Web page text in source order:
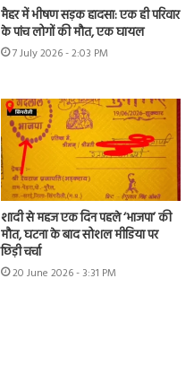
मैहर में भीषण सड़क हादसा: एक ही परिवार
के पांच लोगों की मौत, एक घायल
7 July 2026 - 2:03 PM
शादी से महज एक दिन पहले ‘भाजपा’ की
मौत, घटना के बाद सोशल मीडिया पर
छिड़ी चर्चा
20 June 2026 - 3:31 PM